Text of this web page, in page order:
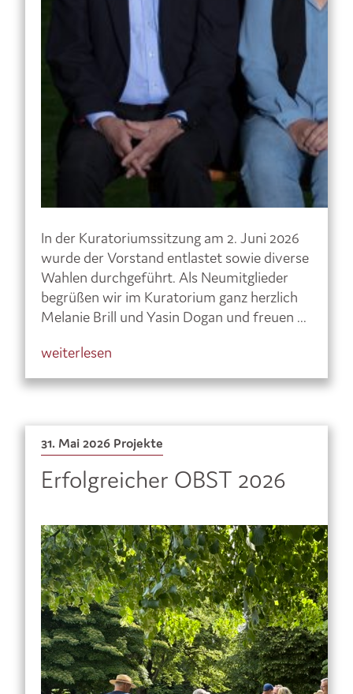
In der Kuratoriumssitzung am 2. Juni 2026
wurde der Vorstand entlastet sowie diverse
Wahlen durchgeführt. Als Neumitglieder
begrüßen wir im Kuratorium ganz herzlich
Melanie Brill und Yasin Dogan und freuen ...
weiterlesen
31. Mai 2026 Projekte
Erfolgreicher OBST 2026